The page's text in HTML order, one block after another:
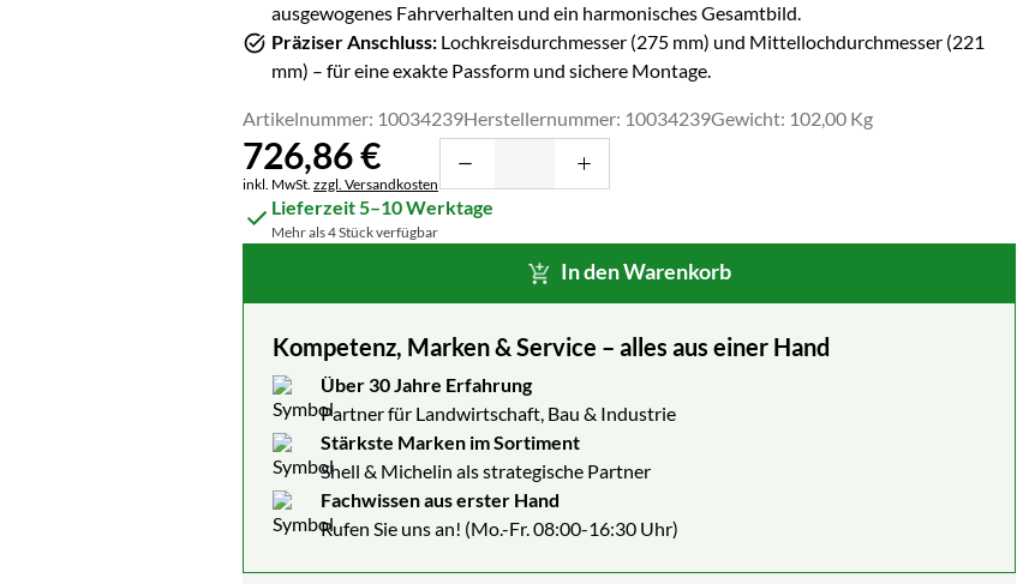
ausgewogenes Fahrverhalten und ein harmonisches Gesamtbild.
Präziser Anschluss: Lochkreisdurchmesser (275 mm) und Mittellochdurchmesser (221
mm) – für eine exakte Passform und sichere Montage.
Artikelnummer: 10034239Herstellernummer: 10034239Gewicht: 102,00 Kg
726,86€
Steuerhinweis:
inkl. MwSt. zzgl. Versandkosten
Lieferzeit 5–10 Werktage
Mehr als 4 Stück verfügbar
In den Warenkorb
Kompetenz, Marken & Service – alles aus einer Hand
Über 30 Jahre Erfahrung
Partner für Landwirtschaft, Bau & Industrie
Stärkste Marken im Sortiment
Shell & Michelin als strategische Partner
Fachwissen aus erster Hand
Rufen Sie uns an! (Mo.-Fr. 08:00-16:30 Uhr)